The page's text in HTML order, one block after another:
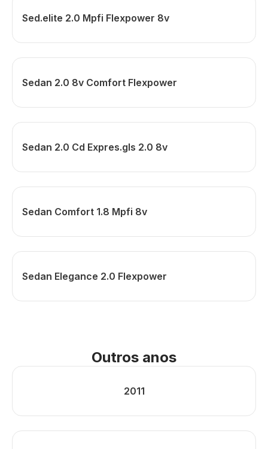
Sed.elite 2.0 Mpfi Flexpower 8v
Sedan 2.0 8v Comfort Flexpower
Sedan 2.0 Cd Expres.gls 2.0 8v
Sedan Comfort 1.8 Mpfi 8v
Sedan Elegance 2.0 Flexpower
Outros anos
2011